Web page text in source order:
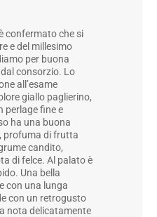
confermato che si
e del millesimo
per buona
consorzio. Lo
all’esame
giallo paglierino,
perlage fine e
ha una buona
profuma di frutta
candito,
di felce. Al palato è
Una bella
con una lunga
con un retrogusto
nota delicatamente